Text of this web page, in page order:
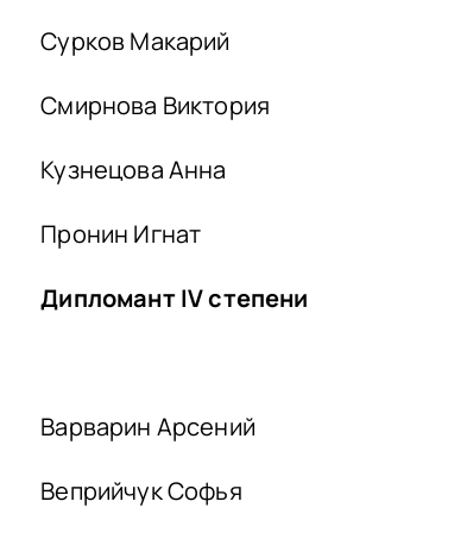
Сурков Макарий
Смирнова Виктория
Кузнецова Анна
Пронин Игнат
ДипломантIVстепени
Варварин Арсений
Веприйчук Софья